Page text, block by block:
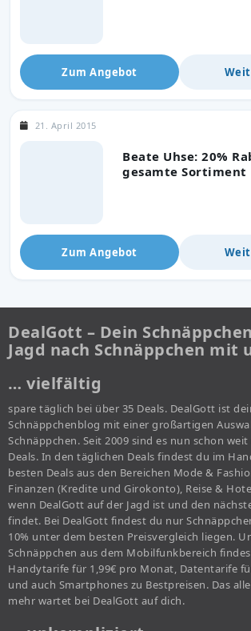
Zum Angebot
Beate Uhse: 20%
gesamte Sortiment
21. April 2015
Zum Angebot
DealGott – Dein
Jagd nach Schnäppchen mit
… vielfältig
spare täglich bei über 35 Deals. DealGott ist
Schnäppchenblog mit einer großartigen
Schnäppchen. Seit 2009 sind es nun schon
Deals. In den täglichen Deals findest du im
besten Deals aus den Bereichen Mode &
Finanzen (Kredite und Girokonto), Reise &
wenn DealGott auf der Jagd ist und den
findet. Bei DealGott findest du nur
10% unter dem besten Preisvergleich liegen.
Schnäppchen aus dem Mobilfunkbereich
Handytarife für 1,99€ pro Monat, Datentarife
und auch Smartphones zu Bestpreisen. Das
mehr wartet bei DealGott auf dich.